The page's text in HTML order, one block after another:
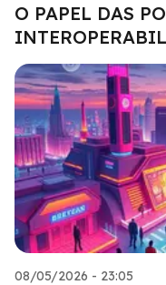
O PAPEL DAS
08/05/2026 - 23:05